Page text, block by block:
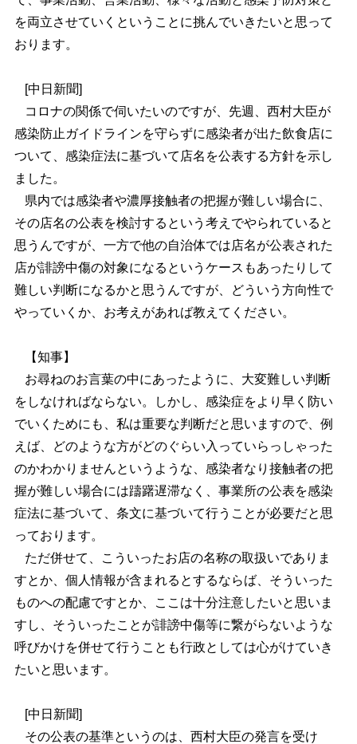
を両立させていくということに挑んでいきたいと思って
おります。
[中日新聞]
コロナの関係で伺いたいのですが、先週、西村大臣が
感染防止ガイドラインを守らずに感染者が出た飲食店に
ついて、感染症法に基づいて店名を公表する方針を示し
ました。
県内では感染者や濃厚接触者の把握が難しい場合に、
その店名の公表を検討するという考えでやられていると
思うんですが、一方で他の自治体では店名が公表された
店が誹謗中傷の対象になるというケースもあったりして
難しい判断になるかと思うんですが、どういう方向性で
やっていくか、お考えがあれば教えてください。
【知事】
お尋ねのお言葉の中にあったように、大変難しい判断
をしなければならない。しかし、感染症をより早く防い
でいくためにも、私は重要な判断だと思いますので、例
えば、どのような方がどのぐらい入っていらっしゃった
のかわかりませんというような、感染者なり接触者の把
握が難しい場合には躊躇遅滞なく、事業所の公表を感染
症法に基づいて、条文に基づいて行うことが必要だと思
っております。
ただ併せて、こういったお店の名称の取扱いでありま
すとか、個人情報が含まれるとするならば、そういった
ものへの配慮ですとか、ここは十分注意したいと思いま
すし、そういったことが誹謗中傷等に繋がらないような
呼びかけを併せて行うことも行政としては心がけていき
たいと思います。
[中日新聞]
その公表の基準というのは、西村大臣の発言を受け